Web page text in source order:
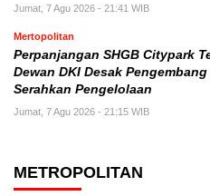
Jumat, 7 Agu 2026 - 21:41 WIB
Mertopolitan
Perpanjangan SHGB Citypark
Dewan DKI Desak Pengembang
Serahkan Pengelolaan
Jumat, 7 Agu 2026 - 21:15 WIB
METROPOLITAN